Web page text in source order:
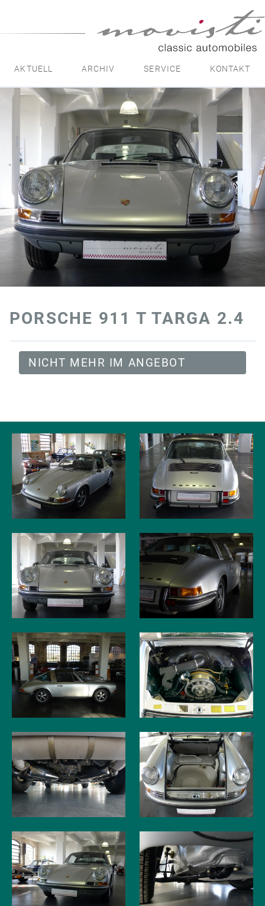
automobiles
AKTUELL ARCHIV SERVICE KONTAKT
PORSCHE 911 T TARGA 2.4
NICHT MEHR IM ANGEBOT